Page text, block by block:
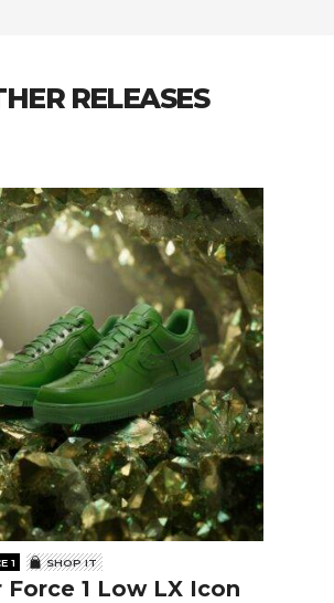
RELEASES
1 SHOP IT
Force 1 Low LX Icon